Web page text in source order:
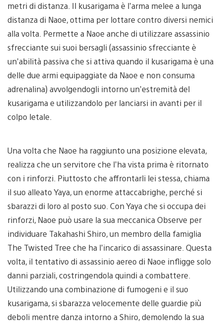
metri di distanza. Il kusarigama è l’arma melee a lunga
distanza di Naoe, ottima per lottare contro diversi nemici
alla volta. Permette a Naoe anche di utilizzare assassinio
sfrecciante sui suoi bersagli (assassinio sfrecciante è
un’abilità passiva che si attiva quando il kusarigama è una
delle due armi equipaggiate da Naoe e non consuma
adrenalina) avvolgendogli intorno un’estremità del
kusarigama e utilizzandolo per lanciarsi in avanti per il
colpo letale.
Una volta che Naoe ha raggiunto una posizione elevata,
realizza che un servitore che l’ha vista prima è ritornato
con i rinforzi. Piuttosto che affrontarli lei stessa, chiama
il suo alleato Yaya, un enorme attaccabrighe, perché si
sbarazzi di loro al posto suo. Con Yaya che si occupa dei
rinforzi, Naoe può usare la sua meccanica Observe per
individuare Takahashi Shiro, un membro della famiglia
The Twisted Tree che ha l’incarico di assassinare. Questa
volta, il tentativo di assassinio aereo di Naoe infligge solo
danni parziali, costringendola quindi a combattere.
Utilizzando una combinazione di fumogeni e il suo
kusarigama, si sbarazza velocemente delle guardie più
deboli mentre danza intorno a Shiro, demolendo la sua